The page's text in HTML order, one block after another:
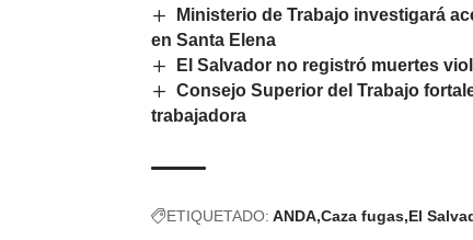
Ministerio de Trabajo investigará
en Santa Elena
El Salvador no registró muertes
Consejo Superior del Trabajo
trabajadora
ETIQUETADO: ANDA Caza fugas El